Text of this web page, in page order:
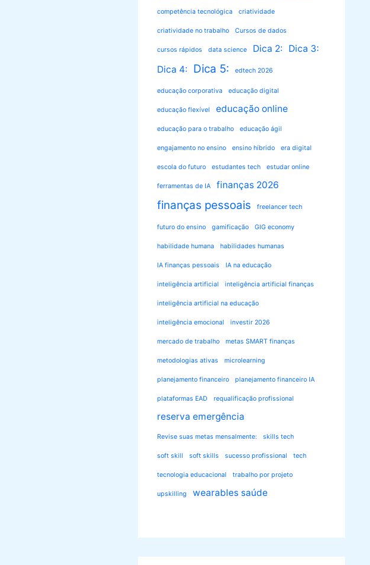
competência tecnológica criatividade
criatividade no trabalho Cursos de dados
cursos rápidos data science Dica 2:
Dica 3:
Dica 4:
Dica 5: edtech 2026
educação corporativa educação digital
educação flexível educação online
educação para o trabalho educação ágil
engajamento no ensino ensino híbrido era digital
escola do futuro estudantes tech estudar online
ferramentas de IA finanças 2026
finanças pessoais freelancer tech
futuro do ensino gamificação GIG economy
habilidade humana habilidades humanas
IA finanças pessoais IA na educação
inteligência artificial inteligência artificial finanças
inteligência artificial na educação
inteligência emocional investir 2026
mercado de trabalho metas SMART finanças
metodologias ativas microlearning
planejamento financeiro planejamento financeiro IA
plataformas EAD requalificação profissional
reserva emergência
Revise suas metas mensalmente: skills tech
soft skill soft skills sucesso profissional tech
tecnologia educacional trabalho por projeto
upskilling wearables saúde